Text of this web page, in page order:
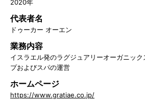
2020年
代表者名
ドゥーカー オーエン
業務内容
イスラエル発のラグジュアリーオーガニッ
プおよびスパの運営
ホームページ
https://www.gratiae.co.jp/